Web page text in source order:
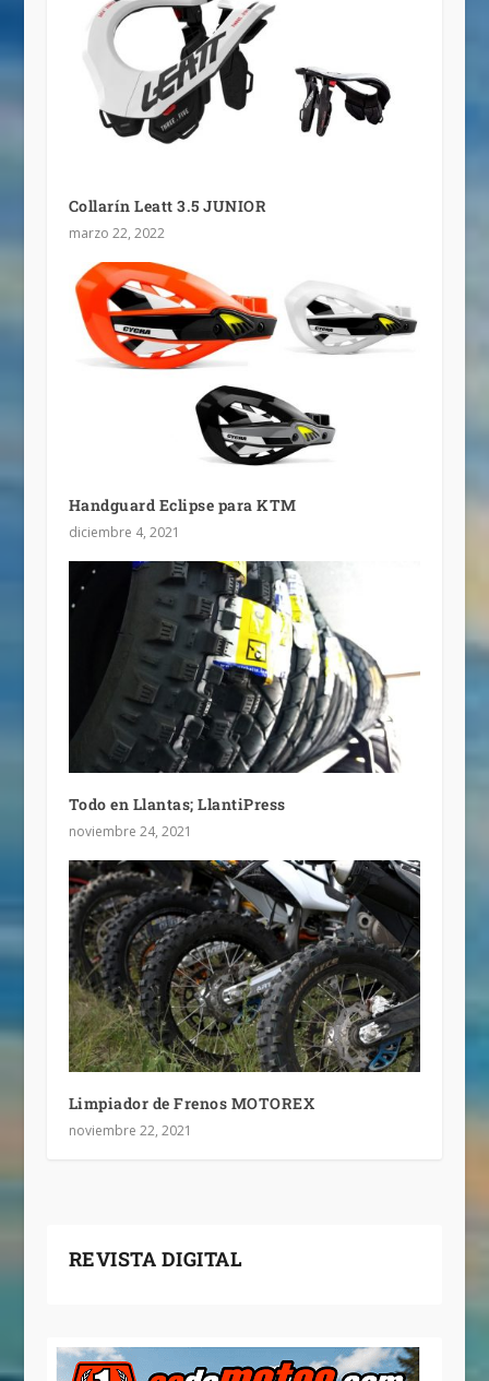
Collarín Leatt 3.5 JUNIOR
marzo 22, 2022
Handguard Eclipse para KTM
diciembre 4, 2021
Todo en Llantas; LlantiPress
noviembre 24, 2021
Limpiador de Frenos MOTOREX
noviembre 22, 2021
REVISTA DIGITAL